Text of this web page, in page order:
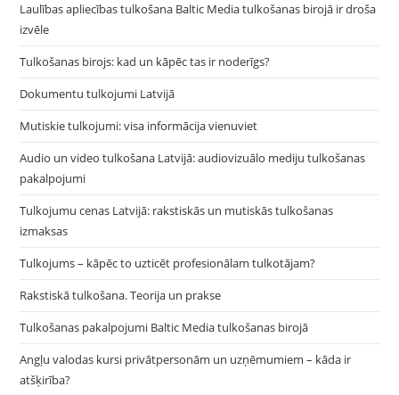
Laulības apliecības tulkošana Baltic Media tulkošanas birojā ir droša
izvēle
Tulkošanas birojs: kad un kāpēc tas ir noderīgs?
Dokumentu tulkojumi Latvijā
Mutiskie tulkojumi: visa informācija vienuviet
Audio un video tulkošana Latvijā: audiovizuālo mediju tulkošanas
pakalpojumi
Tulkojumu cenas Latvijā: rakstiskās un mutiskās tulkošanas
izmaksas
Tulkojums – kāpēc to uzticēt profesionālam tulkotājam?
Rakstiskā tulkošana. Teorija un prakse
Tulkošanas pakalpojumi Baltic Media tulkošanas birojā
Angļu valodas kursi privātpersonām un uzņēmumiem – kāda ir
atšķirība?